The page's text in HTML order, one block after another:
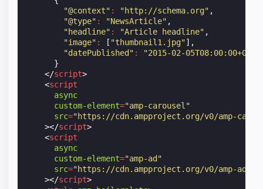
"@context" : "http://schema.org" ,
"@type" : "NewsArticle" ,
"headline" : "Article headline" ,
"image" : [ "thumbnail1.jpg"],
"datePublished" :
"2015-02-
}
</script>
<script
async
custom-element="amp-carousel"
src="https://cdn.ampproject.org/v0/amp-
></script>
<script
async
custom-element="amp-ad"
src="https://cdn.ampproject.org/v0/amp-ad-
></script>